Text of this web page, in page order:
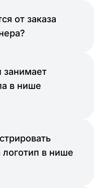
от заказа
занимает
в нише
логотип в нише